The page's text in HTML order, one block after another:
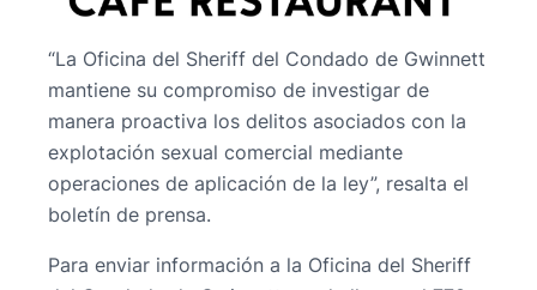
“La Oficina del Sheriff del Condado de Gwinnett
mantiene su compromiso de investigar de
manera proactiva los delitos asociados con la
explotación sexual comercial mediante
operaciones de aplicación de la ley”, resalta el
boletín de prensa.
Para enviar información a la Oficina del Sheriff